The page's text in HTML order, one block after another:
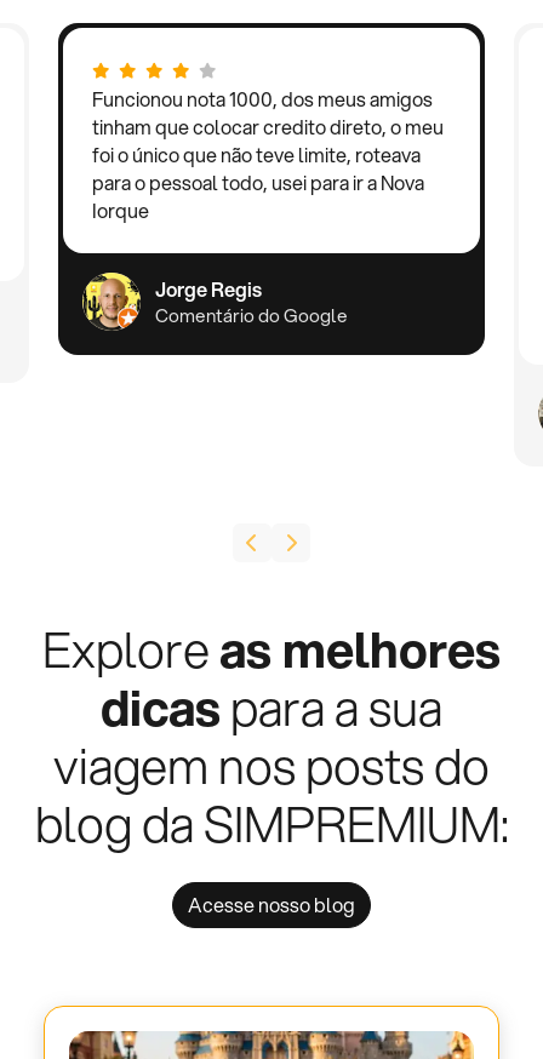
Funcionou nota 1000, dos meus amigos
tinham que colocar credito direto, o meu
foi o único que não teve limite, roteava
para o pessoal todo, usei para ir a Nova
Iorque
Jorge Regis
Comentário do Google
Exploreas melhores
dicaspara a sua
viagem nos posts do
blog da SIMPREMIUM:
Acesse nosso blog